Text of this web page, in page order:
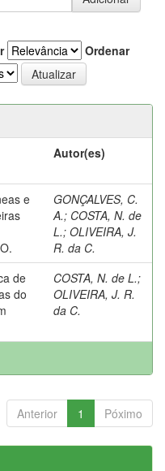
Ordenar
Autor(es)
e
GONÇALVES, C.
A.; COSTA, N. de
L.; OLIVEIRA, J.
R. da C.
de
do
COSTA, N. de L.;
OLIVEIRA, J. R.
da C.
Anterior 1 Póximo